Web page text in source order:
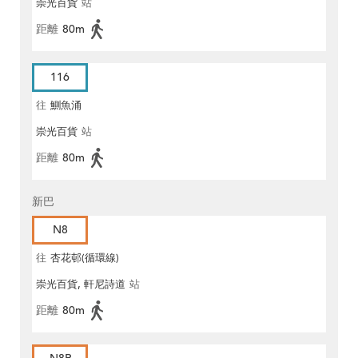
崇光百貨 站
距離 80m
116
往 鰂魚涌
崇光百貨 站
距離 80m
新巴
N8
往 杏花邨(循環線)
崇光百貨, 軒尼詩道 站
距離 80m